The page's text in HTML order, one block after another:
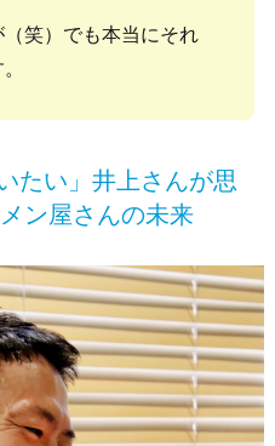
笑）でも本当にそれ
たい」井上さんが思
ン屋さんの未来